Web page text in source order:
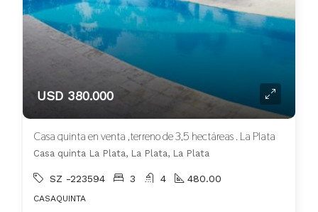
USD 380.000
Casa quinta en venta ,terreno de 3,5 hectáreas . La Plata
Casa quinta La Plata, La Plata, La Plata
SZ -223594 3 4 480.00
CASAQUINTA